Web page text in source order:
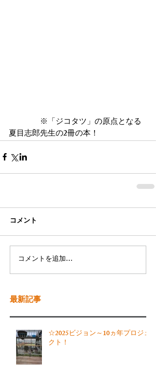
※「ジコタツ」の原点となる
夏目志郎先生の2冊の本！
コメント
コメントを追加…
最新記事
☆2025ビジョン～10ヵ年プロジェ
クト！